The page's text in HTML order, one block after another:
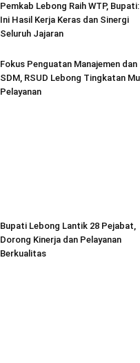
Pemkab Lebong Raih WTP, Bupati:
Ini Hasil Kerja Keras dan Sinergi
Seluruh Jajaran
Fokus Penguatan Manajemen dan
SDM, RSUD Lebong Tingkatan
Pelayanan
Bupati Lebong Lantik 28 Pejabat,
Dorong Kinerja dan Pelayanan
Berkualitas